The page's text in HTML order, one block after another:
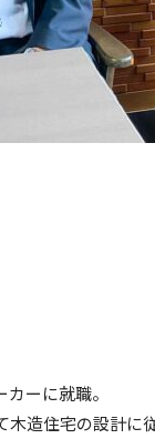
ーに就職。
木造住宅の設計に